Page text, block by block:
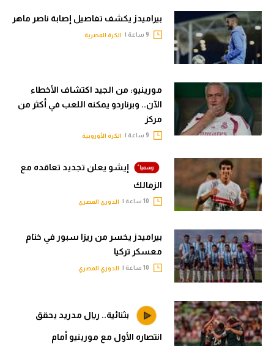
بيراميدز يكشف تفاصيل إصابة ناصر ماهر
الكرة المصرية
مورينيو: من الجيد اكتشاف الأخطاء
الآن.. وبرناردو يمكنه اللعب في أكثر من
مركز
الكرة الأوروبية
إيشو يعلن تجديد تعاقده مع
الزمالك
الدوري المصري
بيراميدز يخسر من ريزا سبور في ختام
معسكر تركيا
الدوري المصري
بثنائية.. ريال مدريد يحقق
انتصاره الأول مع مورينيو أمام